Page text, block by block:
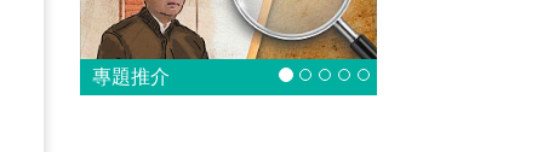
專題推介